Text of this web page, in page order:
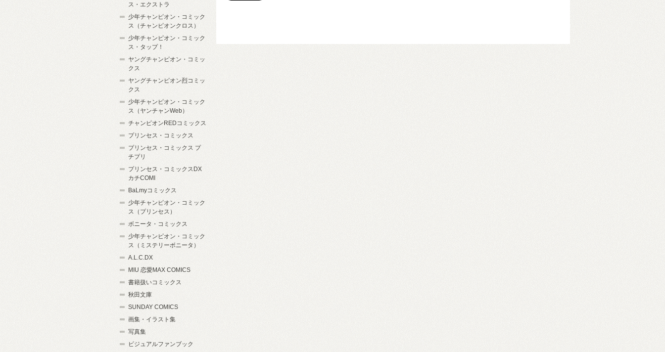
ス・エクストラ
少年チャンピオン・コミック
ス（チャンピオンクロス）
少年チャンピオン・コミック
ス・タップ！
ヤングチャンピオン・コミッ
クス
ヤングチャンピオン烈コミッ
クス
少年チャンピオン・コミック
ス（ヤンチャンWeb）
チャンピオンREDコミックス
プリンセス・コミックス
プリンセス・コミックス プ
チプリ
プリンセス・コミックスDX
カチCOMI
BaLmyコミックス
少年チャンピオン・コミック
ス（プリンセス）
ボニータ・コミックス
少年チャンピオン・コミック
ス（ミステリーボニータ）
A.L.C.DX
MIU 恋愛MAX COMICS
書籍扱いコミックス
秋田文庫
SUNDAY COMICS
画集・イラスト集
写真集
ビジュアルファンブック